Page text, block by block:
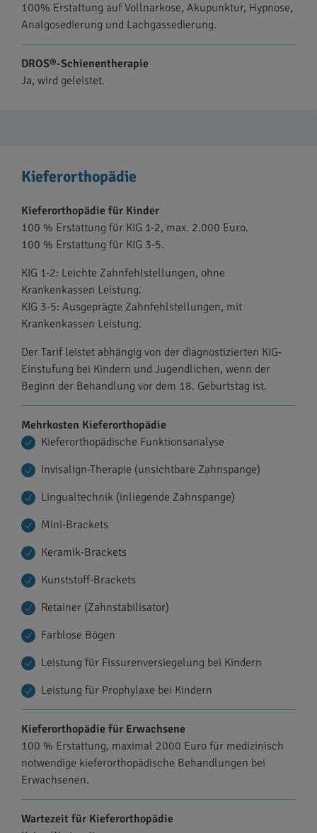
100% Erstattung auf Vollnarkose, Akupunktur, Hypnose,
Analgosedierung und Lachgassedierung.
DROS®-Schienentherapie
Ja, wird geleistet.
Kieferorthopädie
Kieferorthopädie für Kinder
100 % Erstattung für KIG 1-2, max. 2.000 Euro.
100 % Erstattung für KIG 3-5.
KIG 1-2: Leichte Zahnfehlstellungen, ohne
Krankenkassen Leistung.
KIG 3-5: Ausgeprägte Zahnfehlstellungen, mit
Krankenkassen Leistung.
Der Tarif leistet abhängig von der diagnostizierten KIG-
Einstufung bei Kindern und Jugendlichen, wenn der
Beginn der Behandlung vor dem 18. Geburtstag ist.
Mehrkosten Kieferorthopädie
Kieferorthopädische Funktionsanalyse
Invisalign-Therapie (unsichtbare Zahnspange)
Lingualtechnik (inliegende Zahnspange)
Mini-Brackets
Keramik-Brackets
Kunststoff-Brackets
Retainer (Zahnstabilisator)
Farblose Bögen
Leistung für Fissurenversiegelung bei Kindern
Leistung für Prophylaxe bei Kindern
Kieferorthopädie für Erwachsene
100 % Erstattung, maximal 2000 Euro für medizinisch
notwendige kieferorthopädische Behandlungen bei
Erwachsenen.
Wartezeit für Kieferorthopädie